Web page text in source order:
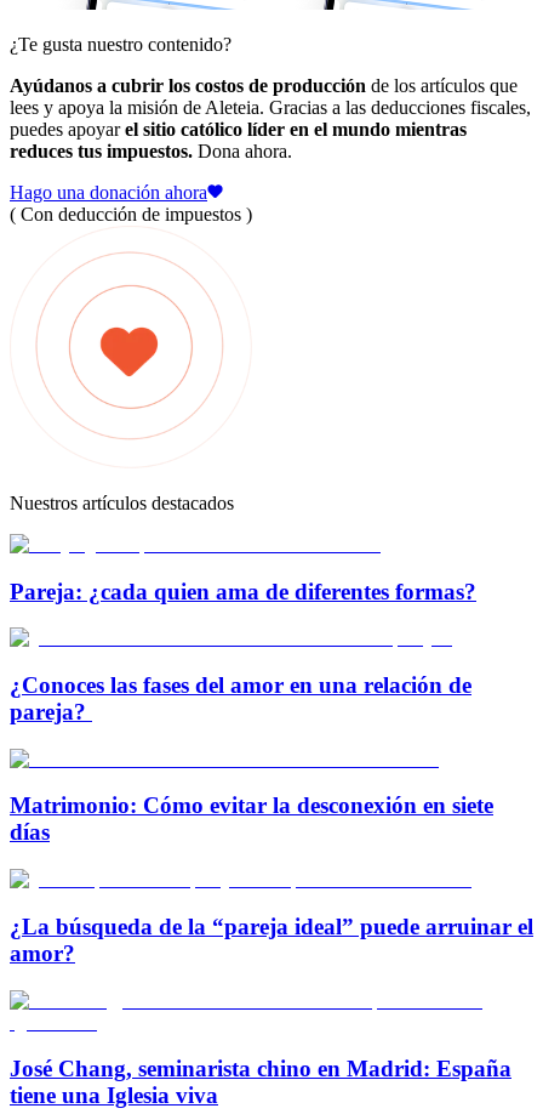
¿Te gusta nuestro contenido?
Ayúdanos a cubrir los costos de producción de los artículos que
lees y apoya la misión de Aleteia. Gracias a las deducciones fiscales,
puedes apoyarel sitio católico líder en el mundo mientras
reduces tus impuestos. Dona ahora.
Hago una donación ahora
( Con deducción de impuestos )
Nuestros artículos destacados
Pareja: ¿cada quien ama de diferentes formas?
¿Conoces las fases del amor en una relación de
pareja?
Matrimonio: Cómo evitar la desconexión en siete
días
¿La búsqueda de la “pareja ideal” puede arruinar el
amor?
José Chang, seminarista chino en Madrid: España
tiene una Iglesia viva